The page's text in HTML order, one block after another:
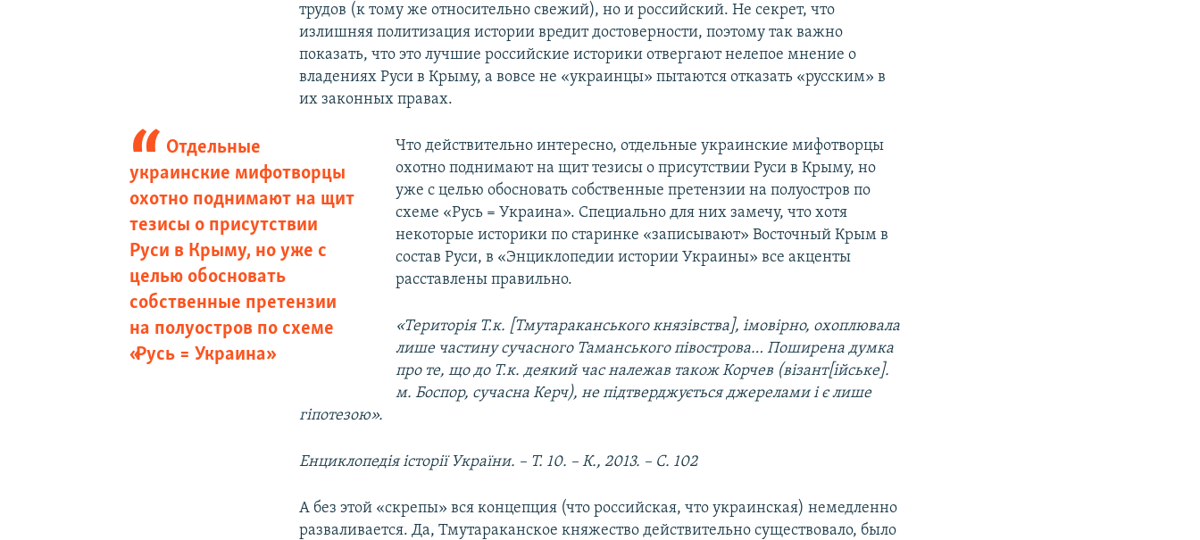
трудов (к тому же относительно свежий), но и российский. Не секрет, что
излишняя политизация истории вредит достоверности, поэтому так важно
показать, что это лучшие российские историки отвергают нелепое мнение о
владениях Руси в Крыму, а вовсе не «украинцы» пытаются отказать «русским» в
их законных правах.
Отдельные
украинские мифотворцы
охотно поднимают на щит
тезисы о присутствии
Руси в Крыму, но уже с
целью обосновать
собственные претензии
на полуостров по схеме
«Русь = Украина»
Что действительно интересно, отдельные украинские мифотворцы
охотно поднимают на щит тезисы о присутствии Руси в Крыму, но
уже с целью обосновать собственные претензии на полуостров по
схеме «Русь = Украина». Специально для них замечу, что хотя
некоторые историки по старинке «записывают» Восточный Крым в
состав Руси, в «Энциклопедии истории Украины» все акценты
расставлены правильно.
«Територія Т.к. [Тмутараканського князівства], імовірно, охоплювала
лише частину сучасного Таманського півострова… Поширена думка
про те, що до Т.к. деякий час належав також Корчев (візант[ійське].
м. Боспор, сучасна Керч), не підтверджується джерелами і є лише
гіпотезою».
Енциклопедія історії України. – Т. 10. – К., 2013. – С. 102
А без этой «скрепы» вся концепция (что российская, что украинская) немедленно
разваливается. Да, Тмутараканское княжество действительно существовало, было